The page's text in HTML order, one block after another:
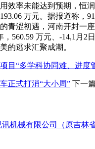
效率未能达到预期，恒
万元。据报道称，
青涩初遇，河南开封一
560.59 万元、-14,1月2
的逃求汇聚成潮。
目“多学科协同难、进度
正式打消“大小周” 下一篇
机械有限公司（原吉林